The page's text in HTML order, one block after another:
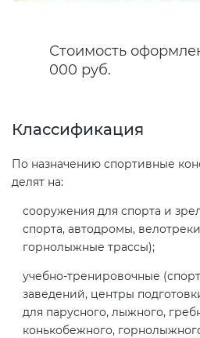
Стоимость
000 руб.
Классификация
По назначению спортивные
делят на:
сооружения для спорта и
спорта, автодромы,
горнолыжные трассы);
учебно-тренировочные
заведений, центры
для парусного, лыжного,
конькобежного,
Сертификация спортивных
товаров
Сертификация ресурсов
БАДы
Декларация ТР ТС
по схеме 5Д (ТР ТС 010)
Декларирование пищевой
продукции (ТР ТС 021)
Декларирование
продукции (ТР ЕАЭС 047)